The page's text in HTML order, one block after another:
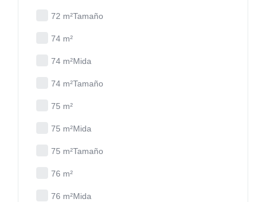
72 m²Tamaño
74 m²
74 m²Mida
74 m²Tamaño
75 m²
75 m²Mida
75 m²Tamaño
76 m²
76 m²Mida